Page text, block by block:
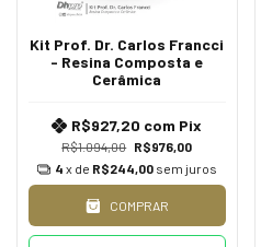
Kit Prof. Dr. Carlos Francci
- Resina Composta e
Cerâmica
R$1.094,00 R$976,00
R$927,20 com Pix
4 x de R$244,00 sem juros
COMPRAR